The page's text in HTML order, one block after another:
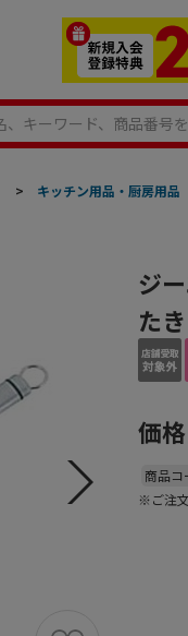
> キッチン用品・厨房用品
ジ
た
価格
商品コ
※ご注